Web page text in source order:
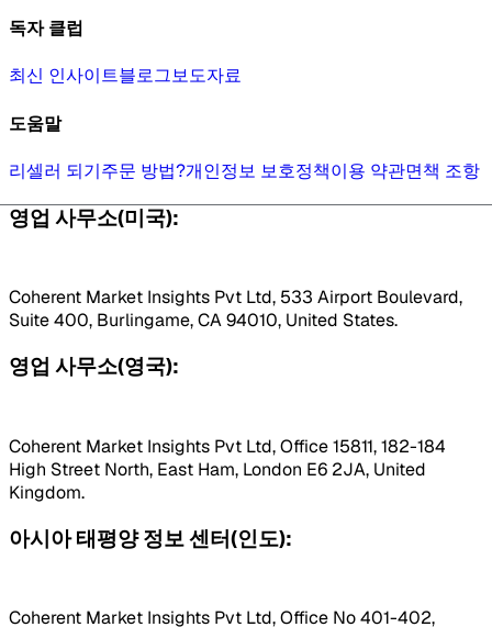
독자 클럽
최신 인사이트블로그보도자료
도움말
리셀러 되기주문 방법?개인정보 보호정책이용 약관면책 조항
영업 사무소(미국):
Coherent Market Insights Pvt Ltd, 533 Airport Boulevard,
Suite 400, Burlingame, CA 94010, United States.
영업 사무소(영국):
Coherent Market Insights Pvt Ltd, Office 15811, 182-184
High Street North, East Ham, London E6 2JA, United
Kingdom.
아시아 태평양 정보 센터(인도):
Coherent Market Insights Pvt Ltd, Office No 401-402,